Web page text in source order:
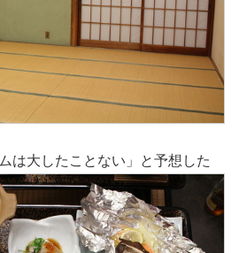
は大したことない」と予想した